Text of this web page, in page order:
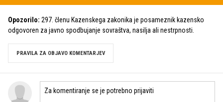
Opozorilo: 297. členu Kazenskega zakonika je posameznik kazensko
odgovoren za javno spodbujanje sovraštva, nasilja ali nestrpnosti.
PRAVILA ZA OBJAVO KOMENTARJEV